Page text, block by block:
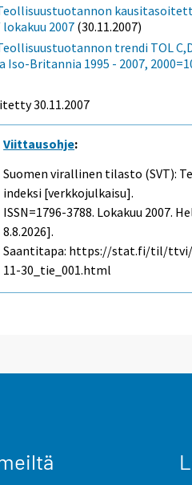
lokakuu 2007 (30.11.2007)
trendi TOL
Iso-Britannia 1995 - 2007,
30.11.2007
Viittausohje:
Suomen virallinen tilasto (SVT):
indeksi [verkkojulkaisu].
ISSN=1796-3788. Lokakuu 2007.
8.8.2026].
Saantitapa: https://stat.fi/til/ttvi/
11-30_tie_001.html